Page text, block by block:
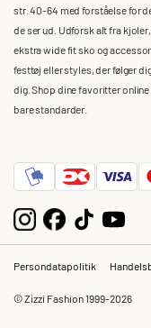
str. 40-64 med forståelse for
de ser ud. Udforsk alt fra
ekstra wide fit sko og
festtøj eller styles, der følger
dig. Shop dine favoritter
bare standarder.
Persondatapolitik
© Zizzi Fashion 1999-2026